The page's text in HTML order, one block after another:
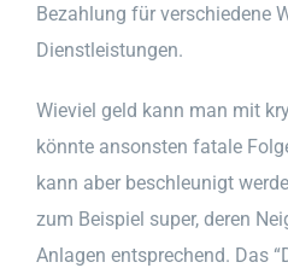
Bezahlung für verschiedene
Dienstleistungen.
Wieviel geld kann man mit
könnte ansonsten fatale
kann aber beschleunigt
zum Beispiel super, deren
Anlagen entsprechend. Das